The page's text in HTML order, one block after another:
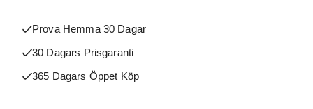
Prova Hemma 30 Dagar
30 Dagars Prisgaranti
365 Dagars Öppet Köp